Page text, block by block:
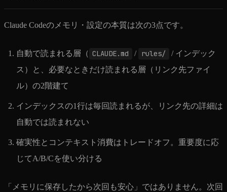
Claude Codeのメモリ・設定の本質は次の3点です。
自動で読まれる層（ CLAUDE.md / rules/
/ インデック
ス）と、必要なときだけ読まれる層（リンク先ファイ
ル）の2階建て
インデックスの1行は毎回読まれるが、リンク先の詳細は
自動では読まれない
確実性とコンテキスト消費はトレードオフ。重要度に応
じてA/B/Cを使い分ける
「メモリに保存したから次回も安心」ではありません。次回